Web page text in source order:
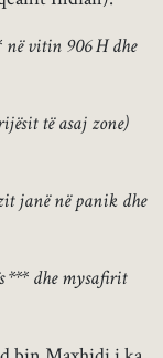
vitin 906 H dhe
të asaj zone)
janë në panik dhe
*** dhe mysafirit